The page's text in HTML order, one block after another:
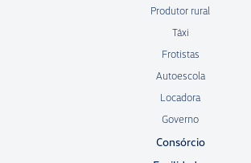
Produtor rural
Táxi
Frotistas
Autoescola
Locadora
Governo
Consórcio